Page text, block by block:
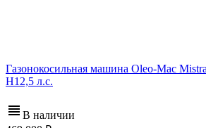
Газонокосильная машина Oleo-Mac
H12,5 л.с.
В наличии